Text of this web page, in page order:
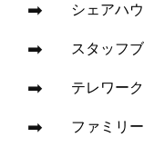
シェアハ
スタッフ
テレワーク
ファミリ